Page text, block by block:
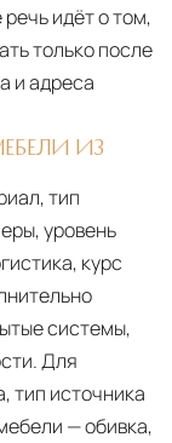
идёт о том,
только после
и адреса
ИЗ
тип
уровень
курс
системы,
Для
тип источника
— обивка,